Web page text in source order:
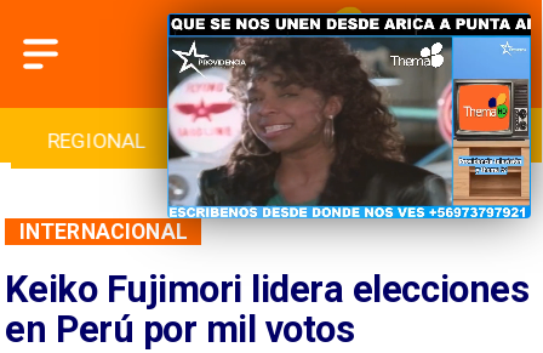
REGIONAL INTERNACIONAL DEPORTES
Keiko Fujimori lidera elecciones
en Perú por mil votos
INTERNACIONAL